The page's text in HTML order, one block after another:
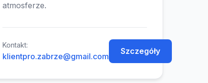
atmosferze.
Kontakt:
klientpro.zabrze@gmail.com
Szczegóły